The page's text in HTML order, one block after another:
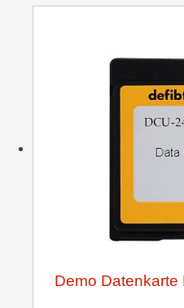
Demo Datenkarte